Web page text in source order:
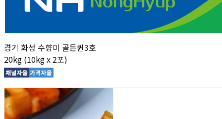
경기 화성 수향미 골든퀸3호
20kg (10kg x 2포)